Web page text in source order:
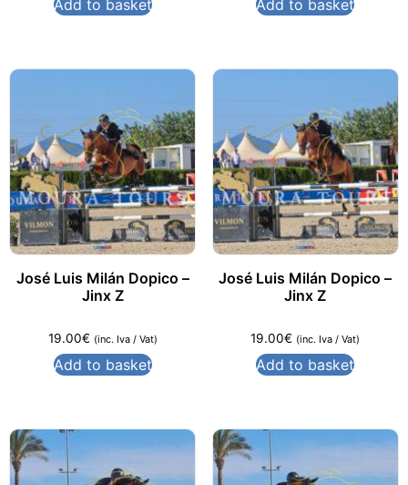
Add to basket Add to basket
José Luis Milán Dopico –
Jinx Z
19.00€ (inc. Iva / Vat)
Add to basket
José Luis Milán Dopico –
Jinx Z
19.00€ (inc. Iva / Vat)
Add to basket